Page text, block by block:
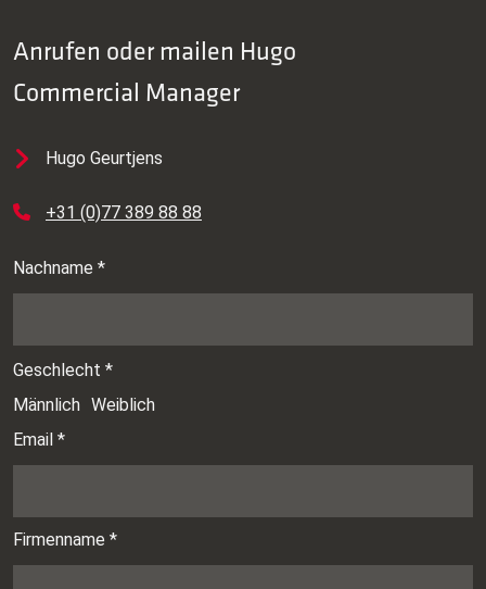
Anrufen oder mailen Hugo
Commercial Manager
Hugo Geurtjens
+31 (0)77 389 88 88